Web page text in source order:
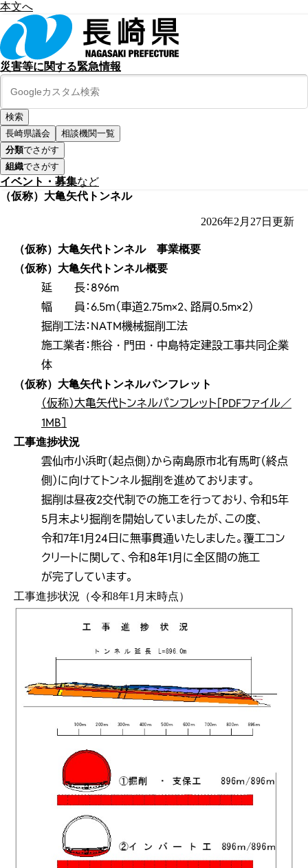
本文へ
災害等に関する緊急情報
長崎県議会
相談機関一覧
分類でさがす
組織でさがす
イベント・募集など
（仮称）大亀矢代トンネル
2026年2月27日 更新
（仮称）大亀矢代トンネル 事業概要
（仮称）大亀矢代トンネル概要
延 長：896m
幅 員：6.5ｍ（車道2.75m×2、路肩0.5m×2）
掘削工法：NATM機械掘削工法
施工業者：熊谷・門田・中島特定建設工事共同企業
体
（仮称）大亀矢代トンネルパンフレット
（仮称）大亀矢代トンネルパンフレット［PDFファイル／
1MB］
工事進捗状況
雲仙市小浜町（起点側）から南島原市北有馬町（終点
側）に向けてトンネル掘削を進めております。
掘削は昼夜2交代制での施工を行っており、令和5年
5月末より掘削を開始していましたが、この度、
令和7年1月24日に無事貫通いたしました。覆工コン
クリートに関して、令和8年1月に全区間の施工
が完了しています。
工事進捗状況（令和8年1月末時点）